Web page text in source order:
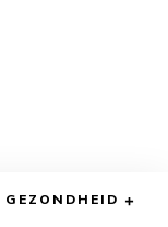
GEZONDHEID